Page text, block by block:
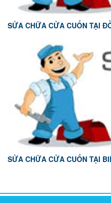
SỬA CHỮA CỬA CUỐN TẠI
SỬA CHỮA CỬA CUỐN TẠI